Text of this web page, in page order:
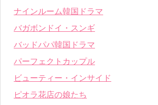
ナインルーム韓国ドラマ
バガボンドイ・スンギ
バッドパパ韓国ドラマ
パーフェクトカップル
ビューティー・インサイド
ピオラ花店の娘たち